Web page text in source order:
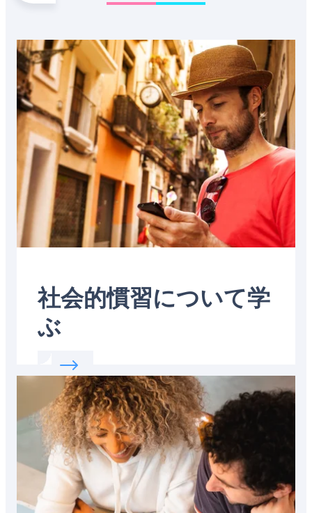
ア
ス
山
脈
イ
ア
半
島
テ
ィ
ア
山
脈
Featured
image
社会的慣習について学
ぶ
Read more about:
Featured
image